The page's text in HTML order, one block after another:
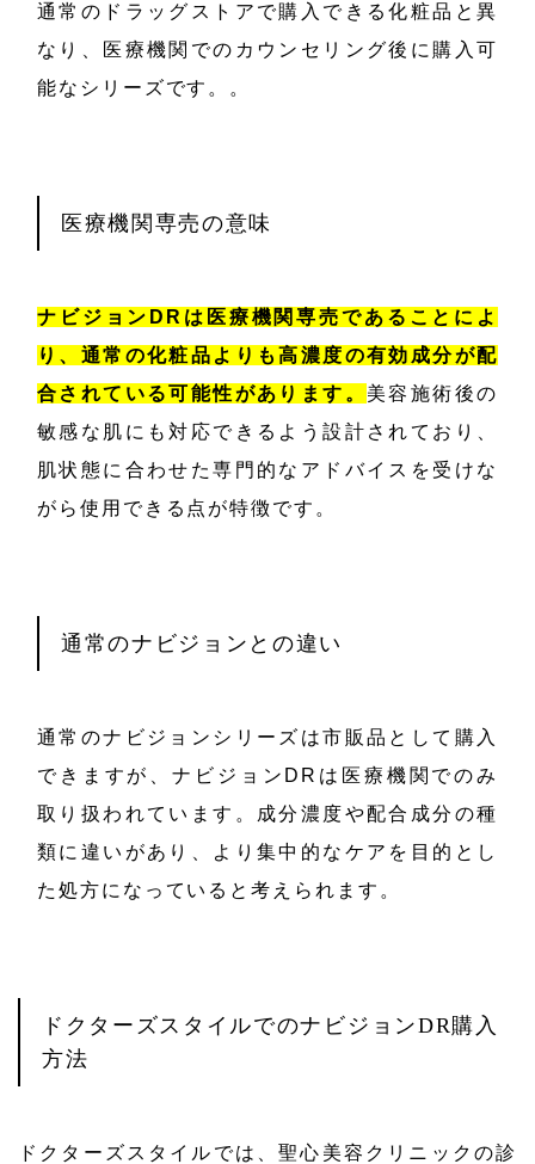
通常のドラッグストアで購入できる化粧品と異
なり、医療機関でのカウンセリング後に購入可
能なシリーズです。。
医療機関専売の意味
ナビジョンDRは医療機関専売であることによ
り、通常の化粧品よりも高濃度の有効成分が配
合されている可能性があります。 美容施術後の
敏感な肌にも対応できるよう設計されており、
肌状態に合わせた専門的なアドバイスを受けな
がら使用できる点が特徴です。
通常のナビジョンとの違い
通常のナビジョンシリーズは市販品として購入
できますが、ナビジョンDRは医療機関でのみ
取り扱われています。成分濃度や配合成分の種
類に違いがあり、より集中的なケアを目的とし
た処方になっていると考えられます。
ドクターズスタイルでのナビジョンDR購入
方法
ドクターズスタイルでは、聖心美容クリニックの診